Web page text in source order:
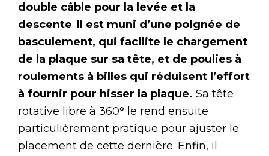
double câble pour la levée et la
descente. Il est muni d’une poignée de
basculement, qui facilite le chargement
de la plaque sur sa tête, et de poulies à
roulements à billes qui réduisent l’effort
à fournir pour hisser la plaque. Sa tête
rotative libre à 360° le rend ensuite
particulièrement pratique pour ajuster le
placement de cette dernière. Enfin, il